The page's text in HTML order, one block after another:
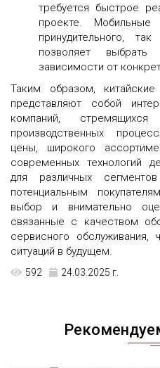
требуется быстрое
проекте.
принудительного,
позволяет
зависимости от
Таким образом,
представляют собой
компаний,
производственных
цены, широкого
современных технологий
для различных
потенциальным
выбор и внимательно
связанные с качеством
сервисного обслуживания,
ситуаций в будущем.
592 24.03.2025 г.